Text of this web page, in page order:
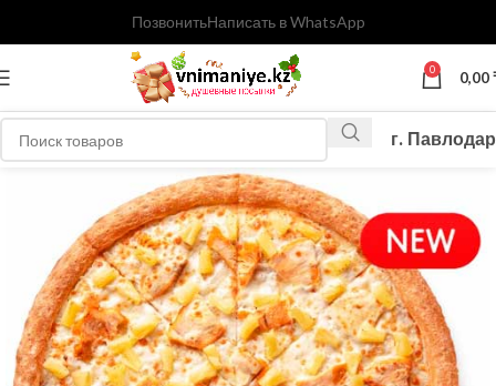
ПозвонитьНаписать в WhatsApp
0 0,00
г. Павлодар